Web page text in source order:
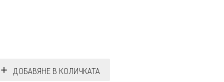
ДОБАВЯНЕ В КОЛИЧКАТА